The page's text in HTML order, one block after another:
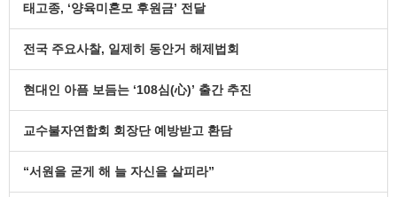
태고종, ‘양육미혼모 후원금’ 전달
전국 주요사찰, 일제히 동안거 해제법회
현대인 아픔 보듬는 ‘108심(心)’ 출간 추진
교수불자연합회 회장단 예방받고 환담
“서원을 굳게 해 늘 자신을 살피라”